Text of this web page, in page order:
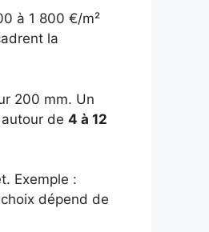
à 1 800 €/m²
la
200 mm. Un
de 4 à 12
Exemple :
dépend de